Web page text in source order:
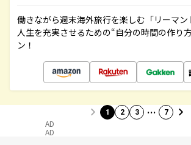
働きながら週末海外旅行を楽しむ「リーマン
人生を充実させるための“自分の時間の作り
ン！
1 2 3 … 7
AD
AD